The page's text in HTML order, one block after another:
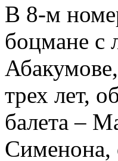
В 8-м
боцмане с
трех лет,
балета –
Сименона,